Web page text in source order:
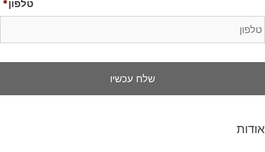
טלפון*
אודות